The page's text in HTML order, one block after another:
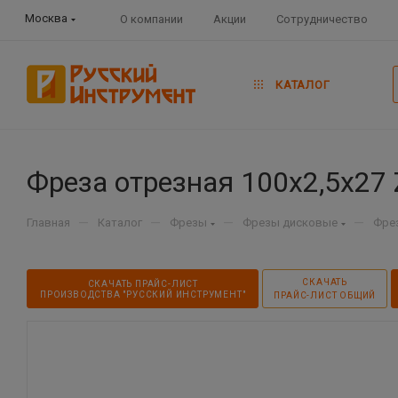
Москва О компании Акции Сотрудничество
КАТАЛОГ
Фреза отрезная
Главная Каталог Фрезы Фрезы дисковые
СКАЧАТЬ ПРАЙС-ЛИСТ
ПРОИЗВОДСТВА "РУССКИЙ ИНСТРУМЕНТ"
СКАЧАТЬ
ПРАЙС-ЛИСТ ОБЩИЙ